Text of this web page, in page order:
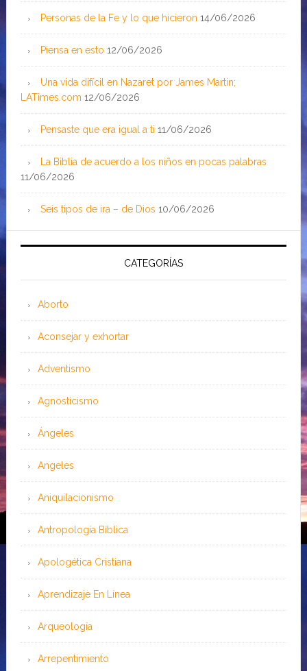
Personas de la Fe y lo que hicieron 14/06/2026
Piensa en esto 12/06/2026
Una vida difícil en Nazaret por James Martin;
LATimes.com 12/06/2026
Pensaste que era igual a ti 11/06/2026
La Biblia de acuerdo a los niños en pocas palabras
11/06/2026
Seis tipos de ira – de Dios 10/06/2026
CATEGORÍAS
Aborto
Aconsejar y exhortar
Adventismo
Agnosticismo
Ángeles
Angeles
Aniquilacionismo
Antropología Bíblica
Apologética Cristiana
Aprendizaje En Línea
Arqueología
Arrepentimiento